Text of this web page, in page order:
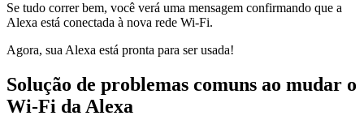
Se tudo correr bem, você verá uma mensagem confirmando que a
Alexa está conectada à nova rede Wi-Fi.
Agora, sua Alexa está pronta para ser usada!
Solução de problemas comuns ao mudar o
Wi-Fi da Alexa